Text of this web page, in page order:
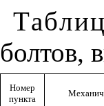
болтов,
Номер
пункта